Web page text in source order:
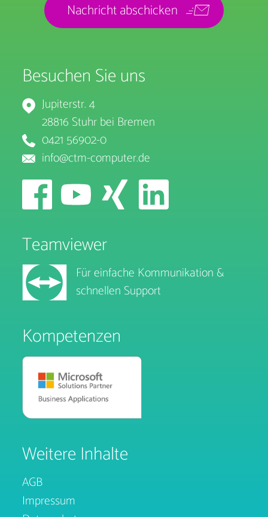
Besuchen Sie uns
Jupiterstr. 4
28816 Stuhr bei Bremen
0421 56902-0
info@ctm-computer.de
Teamviewer
Für einfache Kommunikation &
schnellen Support
Kompetenzen
Weitere Inhalte
AGB
Impressum